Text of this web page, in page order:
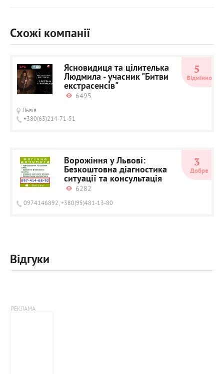
Схожі компанії
Ясновидиця та цілителька
Людмила - учасник "Битви
екстрасенсів"
6495
Львів
+380(63)214-71-51
5
Відмінно
Ворожіння у Львові:
Безкоштовна діагностика
ситуації та консультація
6282
0974146892, +380(95)481-13-80
3
Добре
Відгуки